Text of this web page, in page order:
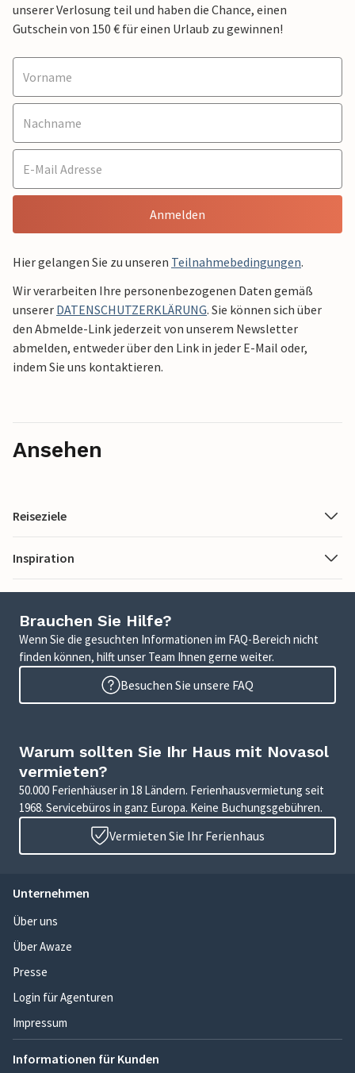
unserer Verlosung teil und haben die Chance, einen
Gutschein von 150 € für einen Urlaub zu gewinnen!
Anmelden
Hier gelangen Sie zu unseren Teilnahmebedingungen.
Wir verarbeiten Ihre personenbezogenen Daten gemäß
unserer DATENSCHUTZERKLÄRUNG. Sie können sich über
den Abmelde-Link jederzeit von unserem Newsletter
abmelden, entweder über den Link in jeder E-Mail oder,
indem Sie uns kontaktieren.
Ansehen
Reiseziele
Inspiration
Brauchen Sie Hilfe?
Wenn Sie die gesuchten Informationen im FAQ-Bereich nicht
finden können, hilft unser Team Ihnen gerne weiter.
Besuchen Sie unsere FAQ
Warum sollten Sie Ihr Haus mit Novasol
vermieten?
50.000 Ferienhäuser in 18 Ländern. Ferienhausvermietung seit
1968. Servicebüros in ganz Europa. Keine Buchungsgebühren.
Vermieten Sie Ihr Ferienhaus
Unternehmen
Über uns
Über Awaze
Presse
Login für Agenturen
Impressum
Informationen für Kunden